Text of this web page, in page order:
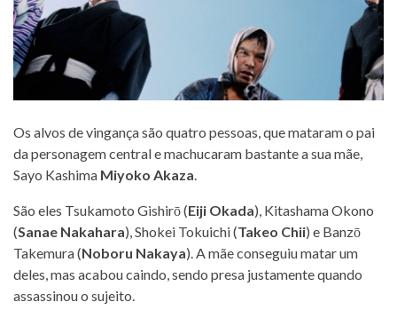
Os alvos de vingança são quatro pessoas, que mataram o pai
da personagem central e machucaram bastante a sua mãe,
Sayo Kashima Miyoko Akaza.
São eles Tsukamoto Gishirō (Eiji Okada), Kitashama Okono
(Sanae Nakahara), Shokei Tokuichi (Takeo Chii) e Banzō
Takemura (Noboru Nakaya). A mãe conseguiu matar um
deles, mas acabou caindo, sendo presa justamente quando
assassinou o sujeito.